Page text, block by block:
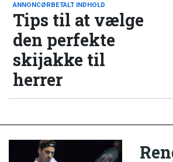
ANNONCØRBETALT INDHOLD
Tips til at vælge
den perfekte
skijakke til
herrer